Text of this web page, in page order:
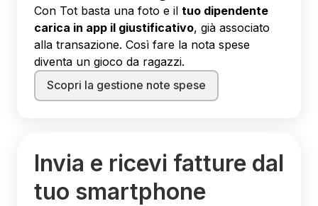
Con Tot basta una foto e il tuo dipendente
carica in app il giustificativo, già associato
alla transazione. Così fare la nota spese
diventa un gioco da ragazzi.
Scopri la gestione note spese
Invia e ricevi fatture dal
tuo smartphone